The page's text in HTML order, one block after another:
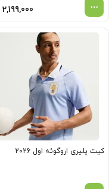
2,199,000
کیت پلیری اروگوئه اول 2026